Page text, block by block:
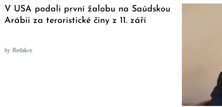
V USA podali první žalobu na Saúdskou
Arábii za teroristické činy z 11. září
by Redakce